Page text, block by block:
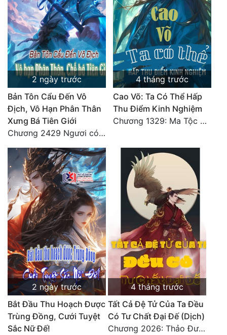
2 ngày trước
Bản Tôn Cẩu Đến Vô
Địch, Vô Hạn Phân Thân
Xưng Bá Tiên Giới
Chương 2429 Ngươi có tuệ nhãn? Ta có...
4 tháng trước
Cao Võ: Ta Có Thể Hấp
Thu Điểm Kinh Nghiệm
Chương 1329: Ma Tộc đại công chúa Thương Nguyệt
2 ngày trước
Bắt Đầu Thu Hoạch Được
Trùng Đồng, Cưới Tuyệt
Sắc Nữ Đế!
4 tháng trước
Tất Cả Đệ Tử Của Ta Đều
Có Tư Chất Đại Đế (Dịch)
Chương 2026: Thảo Đường chi mê, xanh thẳm tinh cầu